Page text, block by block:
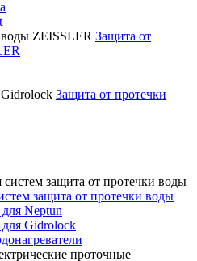
Защита от
Защита от протечки
защита от протечки воды
Neptun
Gidrolock